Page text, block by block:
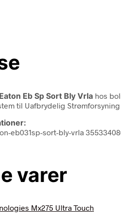
Eb Sp Sort Bly Vrla hos
til Uafbrydelig
eb031sp-sort-bly-vrla
varer